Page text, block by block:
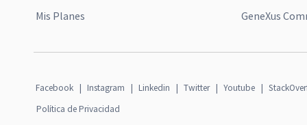
Mis Planes
GeneXus
Facebook | Instagram | Linkedin | Twitter | Youtube |
Política de Privacidad